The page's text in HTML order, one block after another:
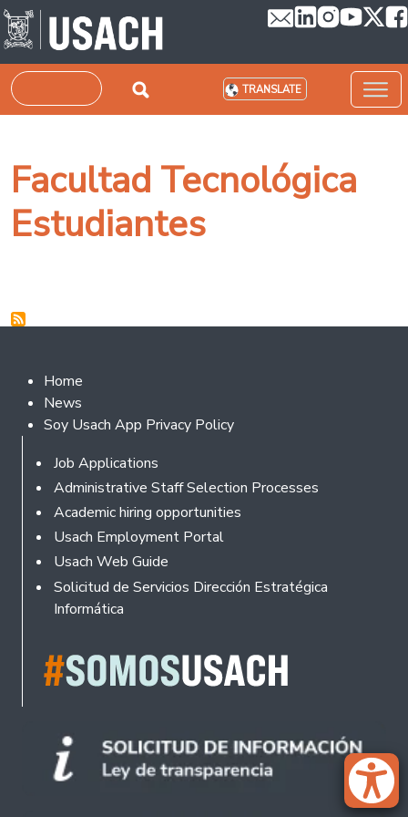
Skip to main content
Search TRANSLATE
Facultad Tecnológica
Estudiantes
Footer 2
Home
News
Soy Usach App Privacy Policy
Footer
Job Applications
Administrative Staff Selection Processes
Academic hiring opportunities
Usach Employment Portal
Usach Web Guide
Solicitud de Servicios Dirección Estratégica
Informática